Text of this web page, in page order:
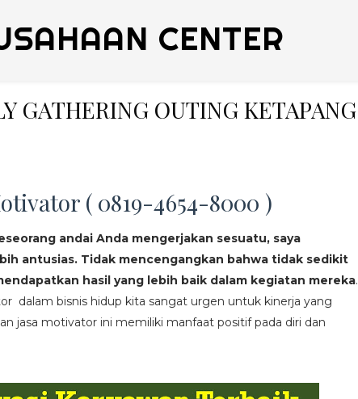
CENTER
GATHERING OUTING KETAPANG
( 0819-4654-8000 )
andai Anda mengerjakan sesuatu, saya
antusias. Tidak mencengangkan bahwa tidak sedikit
hasil yang lebih baik dalam kegiatan mereka.
dalam bisnis hidup kita sangat urgen untuk kinerja yang
jasa motivator ini memiliki manfaat positif pada diri dan